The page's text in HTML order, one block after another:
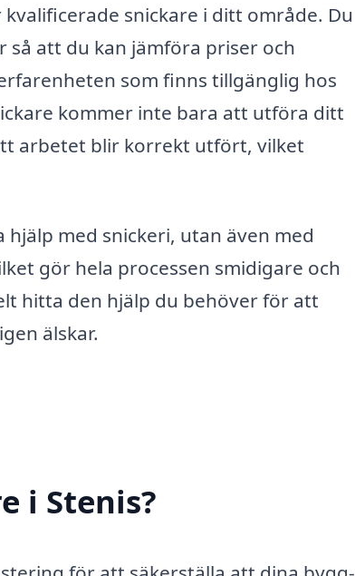
snickare i ditt område. Du
att du kan jämföra priser och
som finns tillgänglig hos
kommer inte bara att utföra ditt
arbetet blir korrekt utfört, vilket
med snickeri, utan även med
gör hela processen smidigare och
hitta den hjälp du behöver för att
älskar.
i Stenis?